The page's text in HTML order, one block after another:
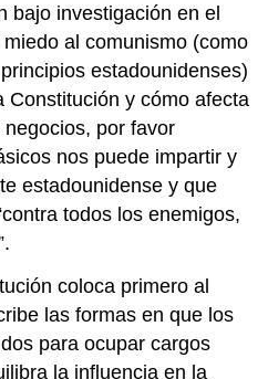
bajo investigación en el
al comunismo (como
estadounidenses)
Constitución y cómo afecta
por favor
nos puede impartir y
estadounidense y que
todos los enemigos,
coloca primero al
las formas en que los
para ocupar cargos
la influencia en la